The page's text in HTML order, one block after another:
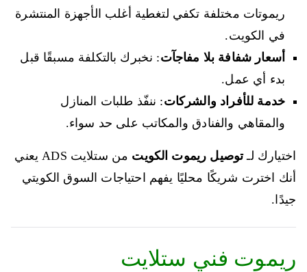
ريموتات مختلفة تكفي لتغطية أغلب الأجهزة المنتشرة
في الكويت.
أسعار شفافة بلا مفاجآت: نخبرك بالتكلفة مسبقًا قبل
بدء أي عمل.
خدمة للأفراد والشركات: ننفّذ طلبات المنازل
والمقاهي والفنادق والمكاتب على حد سواء.
اختيارك لـتوصيل ريموت الكويت
من ستلايت ADS يعني
أنك اخترت شريكًا محليًا يفهم احتياجات السوق الكويتي
جيدًا.
ريموت فني ستلايت